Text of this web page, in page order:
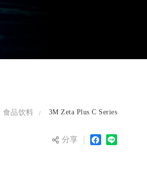
食品饮料 3M Zeta Plus C Series
分享